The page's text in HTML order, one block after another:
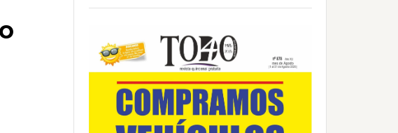
principal